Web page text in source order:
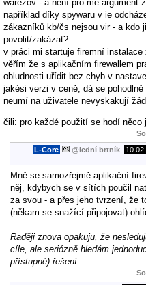
warezov - a není pro mě argument
například díky spywaru v ie
zákazníků kb/čs nejsou vir - a kdo
povolit/zakázat?
v práci mi startuje firemní instalace
věřím že s aplikačním firewallem
obludnosti uřídit bez chyb v
jakési verzi v ceně, dá se
neumí na uživatele nevyskakují
čili: pro každé použití se hodí něco
L-Core @lední brtník
Mně se samozřejmě aplikační
něj, kdybych se v sítích poučil
za svou - a přes jeho tvrzení, že
(někam se snažící připojovat)
Raději znova opakuju, že
cíle, ale seriózně hledám
přístupné) řešení.